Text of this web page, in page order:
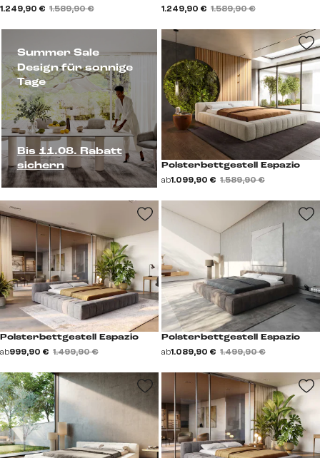
Summer Sale
Design für sonnige
Tage
Bis 11.08. Rabatt
sichern
1.249,90 € 1.589,90 € 1.249,90 € 1.589,90 €
Polsterbettgestell Espazio
ab1.099,90 € 1.589,90 €
Polsterbettgestell Espazio
ab999,90 € 1.499,90 €
Polsterbettgestell Espazio
ab1.089,90 € 1.499,90 €